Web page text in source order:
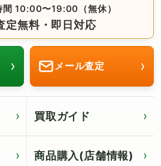
間 10:00〜19:00（無休）
定無料・即日対応
› メール査定 ›
買取ガイド
商品購入(店舗情報)